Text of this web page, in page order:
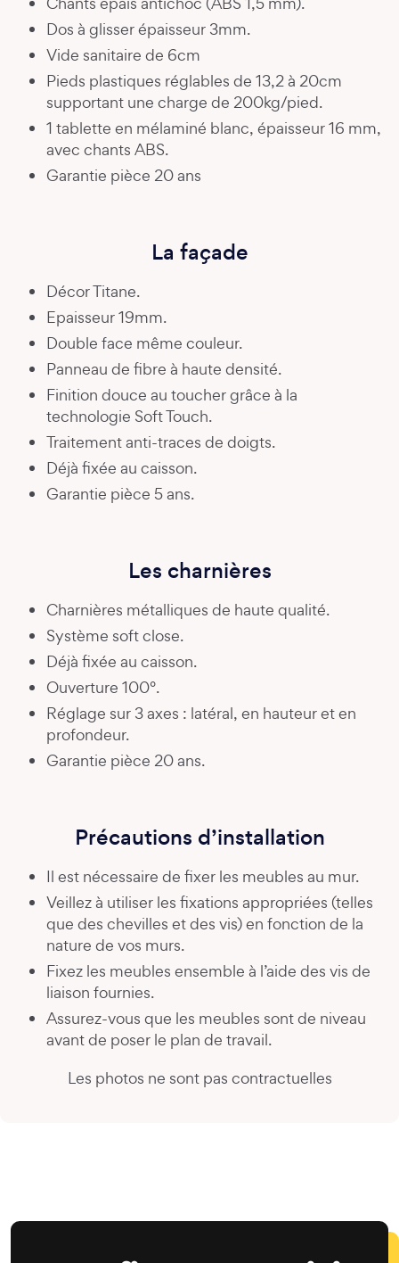
Dos à glisser épaisseur 3mm.
Vide sanitaire de 6cm
Pieds plastiques réglables de 13,2 à 20cm
supportant une charge de 200kg/pied.
1 tablette en mélaminé blanc, épaisseur 16 mm,
avec chants ABS.
Garantie pièce 20 ans
La façade
Décor Titane.
Epaisseur 19mm.
Double face même couleur.
Panneau de fibre à haute densité.
Finition douce au toucher grâce à la
technologie Soft Touch.
Traitement anti-traces de doigts.
Déjà fixée au caisson.
Garantie pièce 5 ans.
Les charnières
Charnières métalliques de haute qualité.
Système soft close.
Déjà fixée au caisson.
Ouverture 100°.
Réglage sur 3 axes : latéral, en hauteur et en
profondeur.
Garantie pièce 20 ans.
Précautions d’installation
Il est nécessaire de fixer les meubles au mur.
Veillez à utiliser les fixations appropriées (telles
que des chevilles et des vis) en fonction de la
nature de vos murs.
Fixez les meubles ensemble à l’aide des vis de
liaison fournies.
Assurez-vous que les meubles sont de niveau
avant de poser le plan de travail.
Les photos ne sont pas contractuelles